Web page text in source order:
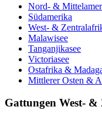
Nord- &
Südamerika
West- &
Malawisee
Tanganjikasee
Victoriasee
Ostafrika &
Mittlerer Osten &
Gattungen West-